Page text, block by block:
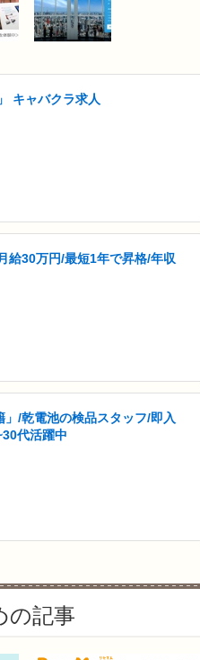
キャバクラ求人
給30万円/最短1年で昇格/年収
」/乾電池の検品スタッフ/即入
代活躍中
の記事